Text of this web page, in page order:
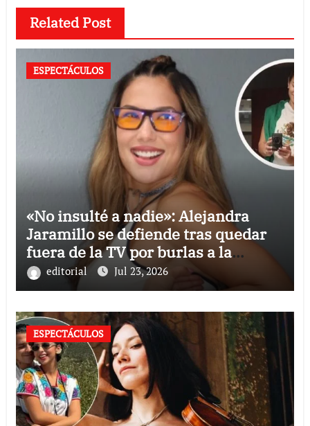
Related Post
ESPECTÁCULOS
«No insulté a nadie»: Alejandra
Jaramillo se defiende tras quedar
fuera de la TV por burlas a la
Selección Mexicana
editorial Jul 23, 2026
ESPECTÁCULOS